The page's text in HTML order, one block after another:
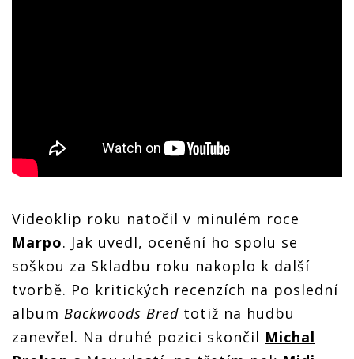
Videoklip roku natočil v minulém roce
Marpo. Jak uvedl, ocenění ho spolu se
soškou za Skladbu roku nakoplo k další
tvorbě. Po kritických recenzích na poslední
album Backwoods Bred totiž na hudbu
zanevřel. Na druhé pozici skončil Michal